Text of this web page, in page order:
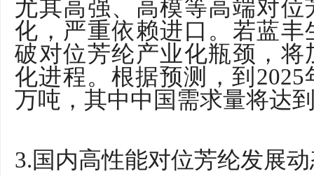
尤其高强、高模等高端对
化，严重依赖进口。若蓝
破对位芳纶产业化瓶颈，
化进程。根据预测，到 2025
万吨，其中中国需求量将达
3.国内高性能对位芳纶发展